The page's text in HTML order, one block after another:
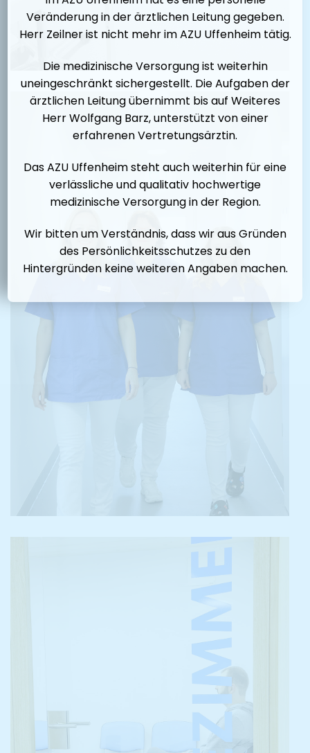
Veränderung in der ärztlichen Leitung gegeben.
Herr Zeilner ist nicht mehr im AZU Uffenheim tätig.
Die medizinische Versorgung ist weiterhin
uneingeschränkt sichergestellt. Die Aufgaben der
ärztlichen Leitung übernimmt bis auf Weiteres
Herr Wolfgang Barz, unterstützt von einer
erfahrenen Vertretungsärztin.
Das AZU Uffenheim steht auch weiterhin für eine
verlässliche und qualitativ hochwertige
medizinische Versorgung in der Region.
Wir bitten um Verständnis, dass wir aus Gründen
des Persönlichkeitsschutzes zu den
Hintergründen keine weiteren Angaben machen.